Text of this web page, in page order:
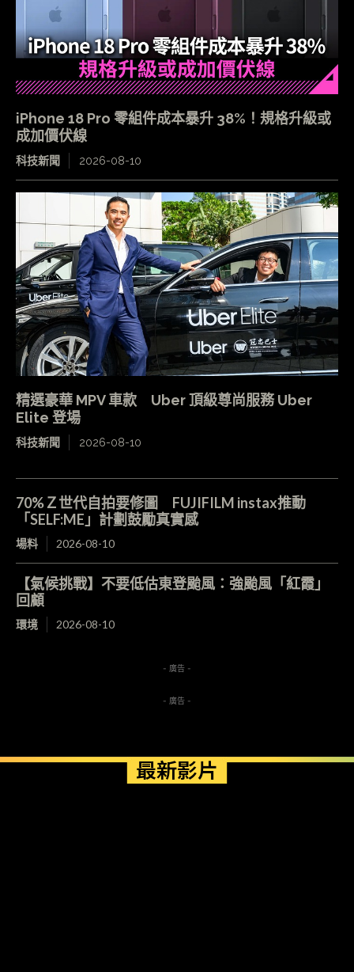
iPhone 18 Pro 零組件成本暴升 38%！規格升級或
成加價伏線
科技新聞 2026-08-10
精選豪華 MPV 車款 Uber 頂級尊尚服務 Uber
Elite 登場
科技新聞 2026-08-10
70%Ｚ世代自拍要修圖 FUJIFILM instax推動
「SELF:ME」計劃鼓勵真實感
場料 2026-08-10
【氣候挑戰】不要低估東登颱風：強颱風「紅霞」
回顧
環境 2026-08-10
- 廣告 -
- 廣告 -
最新影片